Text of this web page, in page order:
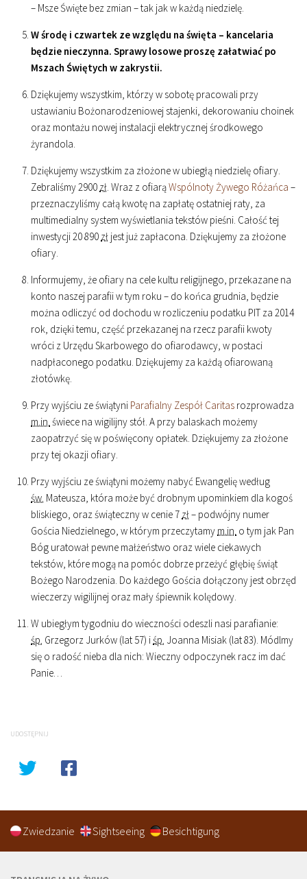
– Msze Święte bez zmian – tak jak w każdą niedzielę.
W środę i czwartek ze względu na święta – kancelaria
będzie nieczynna. Sprawy losowe proszę załatwiać po
Mszach Świętych w zakrystii.
Dziękujemy wszystkim, którzy w sobotę pracowali przy
ustawianiu Bożonarodzeniowej stajenki, dekorowaniu choinek
oraz montażu nowej instalacji elektrycznej środkowego
żyrandola.
Dziękujemy wszystkim za złożone w ubiegłą niedzielę ofiary.
Zebraliśmy 2900 zł. Wraz z ofiarąWspólnoty Żywego Różańca –
przeznaczyliśmy całą kwotę na zapłatę ostatniej raty, za
multimedialny system wyświetlania tekstów pieśni. Całość tej
inwestycji 20 890 zł jest już zapłacona. Dziękujemy za złożone
ofiary.
Informujemy, że ofiary na cele kultu religijnego, przekazane na
konto naszej parafii w tym roku – do końca grudnia, będzie
można odliczyć od dochodu w rozliczeniu podatku PIT za 2014
rok, dzięki temu, część przekazanej na rzecz parafii kwoty
wróci z Urzędu Skarbowego do ofiarodawcy, w postaci
nadpłaconego podatku. Dziękujemy za każdą ofiarowaną
złotówkę.
Przy wyjściu ze świątyni Parafialny Zespół Caritas rozprowadza
m.in. świece na wigilijny stół. A przy balaskach możemy
zaopatrzyć się w poświęcony opłatek. Dziękujemy za złożone
przy tej okazji ofiary.
Przy wyjściu ze świątyni możemy nabyć Ewangelię według
św. Mateusza, która może być drobnym upominkiem dla kogoś
bliskiego, oraz świąteczny w cenie 7 zł– podwójny numer
Gościa Niedzielnego, w którym przeczytamy m.in. o tym jak Pan
Bóg uratował pewne małżeństwo oraz wiele ciekawych
tekstów, które mogą na pomóc dobrze przeżyć głębię świąt
Bożego Narodzenia. Do każdego Gościa dołączony jest obrzęd
wieczerzy wigilijnej oraz mały śpiewnik kolędowy.
W ubiegłym tygodniu do wieczności odeszli nasi parafianie:
śp. Grzegorz Jurków (lat 57) iśp. Joanna Misiak (lat 83). Módlmy
się o radość nieba dla nich: Wieczny odpoczynek racz im dać
Panie…
UDOSTĘPNIJ
Zwiedzanie Sightseeing Besichtigung